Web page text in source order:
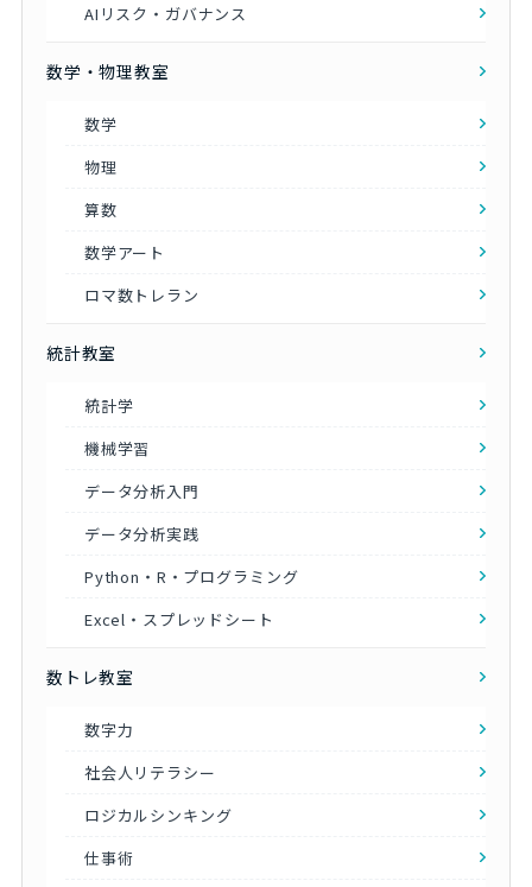
AIリスク・ガバナンス
数学・物理教室
数学
物理
算数
数学アート
ロマ数トレラン
統計教室
統計学
機械学習
データ分析入門
データ分析実践
Python・R・プログラミング
Excel・スプレッドシート
数トレ教室
数字力
社会人リテラシー
ロジカルシンキング
仕事術